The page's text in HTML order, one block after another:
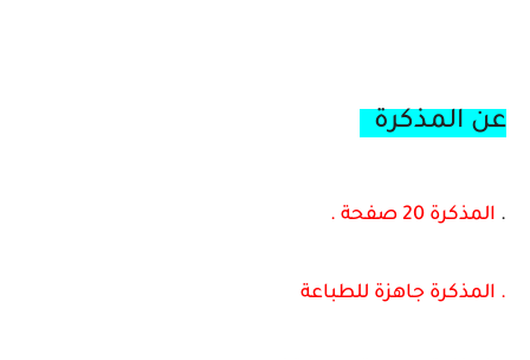
عن المذكرة
. المذكرة 20 صفحة .
. المذكرة جاهزة للطباعة